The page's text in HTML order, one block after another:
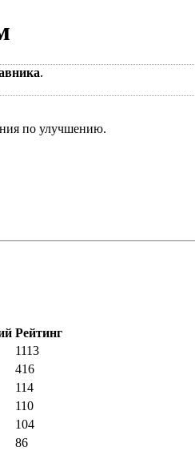
.
по улучшению.
Рейтинг
1113
416
114
110
104
86